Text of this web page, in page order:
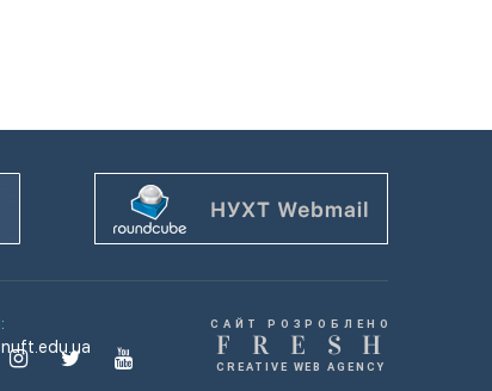
САЙТ РОЗРОБЛЕНО
F R E S H
CREATIVE WEB AGENCY